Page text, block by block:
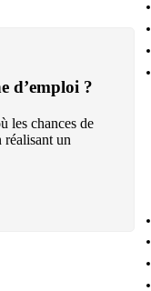
d’emploi ?
les chances de
un